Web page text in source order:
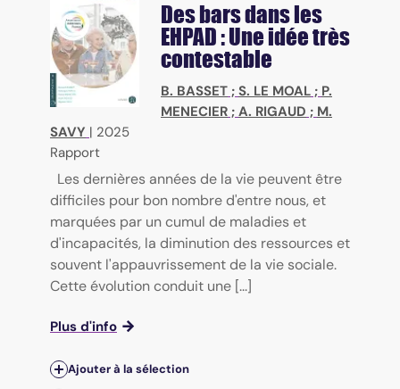
Des bars dans les
EHPAD : Une idée très
contestable
B. BASSET ; S. LE MOAL ; P.
MENECIER ; A. RIGAUD ; M.
SAVY | 2025
Rapport
Les dernières années de la vie peuvent être
difficiles pour bon nombre d'entre nous, et
marquées par un cumul de maladies et
d'incapacités, la diminution des ressources et
souvent l'appauvrissement de la vie sociale.
Cette évolution conduit une [...]
Plus d'info
Ajouter à la sélection